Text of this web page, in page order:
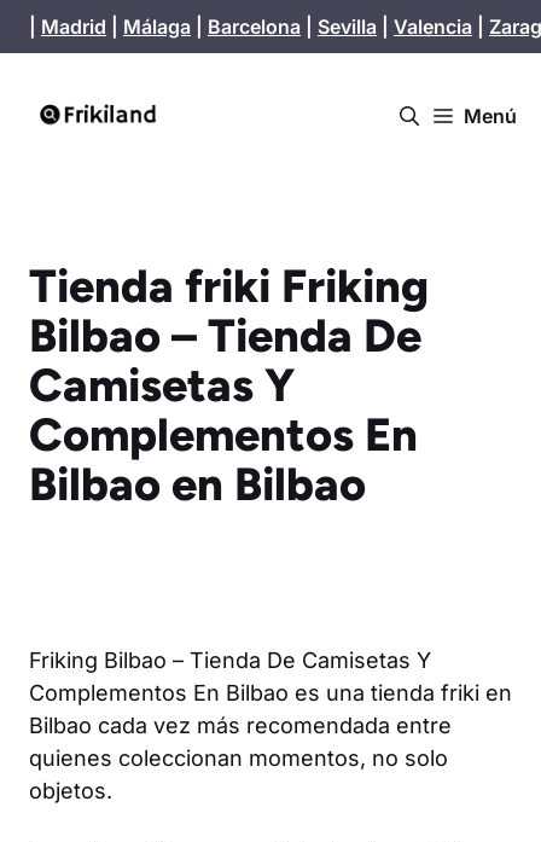
Saltar
al
Madrid Málaga Barcelona Sevilla Valencia
Menú
Tienda friki Friking
Bilbao – Tienda De
Camisetas Y
Complementos En
Bilbao en Bilbao
Friking Bilbao – Tienda De Camisetas Y
Complementos En Bilbao es una tienda friki en
Bilbao cada vez más recomendada entre
quienes coleccionan momentos, no solo
objetos.